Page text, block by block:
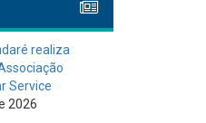
realiza
Service
2026